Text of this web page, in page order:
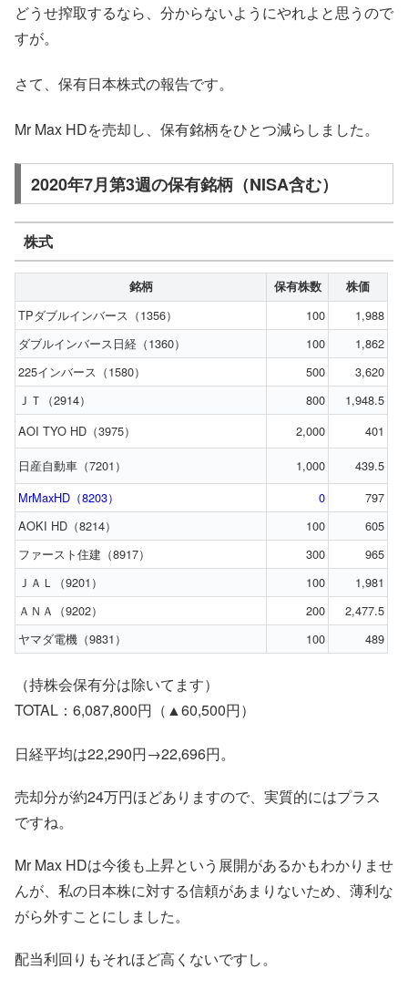
どうせ搾取するなら、分からないようにやれよと思うので
すが。
さて、保有日本株式の報告です。
Mr Max HDを売却し、保有銘柄をひとつ減らしました。
2020年7月第3週の保有銘柄（NISA含む）
株式
銘柄 保有株数 株価
TPダブルインバース（1356） 100
1,988
ダブルインバース日経（1360）
100
1,862
225インバース（1580）
500
3,620
ＪＴ（2914）
800
1,948.5
AOI TYO HD（3975）
2,000
401
日産自動車（7201）
1,000
439.5
MrMaxHD（8203）
0
797
AOKI HD（8214）
100
605
ファースト住建（8917）
300
965
ＪＡＬ（9201）
100
1,981
ＡＮＡ（9202）
200
2,477.5
ヤマダ電機（9831）
100 489
（持株会保有分は除いてます）
TOTAL：6,087,800円（▲60,500円）
日経平均は22,290円→22,696円。
売却分が約24万円ほどありますので、実質的にはプラス
ですね。
Mr Max HDは今後も上昇という展開があるかもわかりませ
んが、私の日本株に対する信頼があまりないため、薄利な
がら外すことにしました。
配当利回りもそれほど高くないですし。